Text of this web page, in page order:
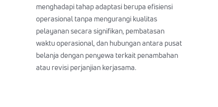
menghadapi tahap adaptasi berupa efisiensi
operasional tanpa mengurangi kualitas
pelayanan secara signifikan, pembatasan
waktu operasional, dan hubungan antara pusat
belanja dengan penyewa terkait penambahan
atau revisi perjanjian kerjasama.